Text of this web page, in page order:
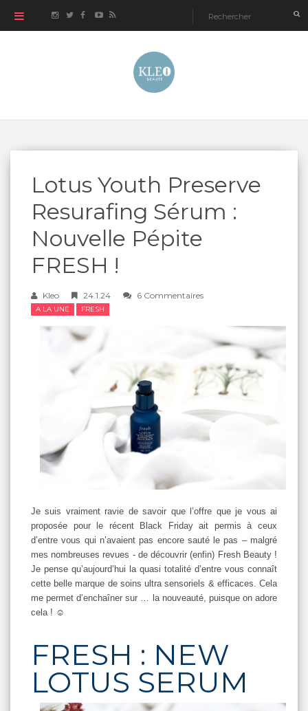
Lotus Youth Preserve
Resurafing Sérum :
Nouvelle Pépite
FRESH !
Kleo 24.1.24 6 Commentaires
A LA UNE FRESH
Je suis vraiment ravie de savoir que l’offre que je vous ai
proposée pour le récent Black Friday ait permis à ceux
d’entre vous qui n’avaient pas encore sauté le pas – malgré
mes nombreuses revues - de découvrir (enfin) Fresh Beauty !
Je pense qu’aujourd’hui la quasi totalité d’entre vous connaît
cette belle marque de soins ultra sensoriels & efficaces. Cela
me permet d’enchaîner sur … la nouveauté, puisque on adore
cela ! ☺️
FRESH : NEW
LOTUS SERUM